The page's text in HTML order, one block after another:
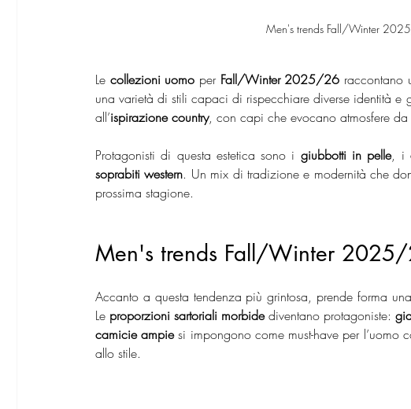
Men's trends Fall/Winter
Le collezioni uomo per Fall/Winter 2025/26 raccontano
una varietà di stili capaci di rispecchiare diverse identità e
all’ispirazione country, con capi che evocano atmosfere
Protagonisti di questa estetica sono i giubbotti in pelle, i
soprabiti western. Un mix di tradizione e modernità che
prossima stagione.
Men's trends Fall/Winter 2025/
Accanto a questa tendenza più grintosa, prende forma
Le proporzioni sartoriali morbide diventano protagoniste:
camicie ampie si impongono come must-have per l’uomo
allo stile.